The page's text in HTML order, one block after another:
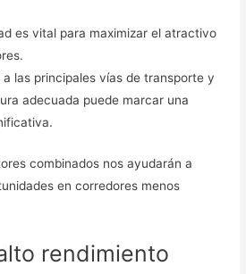
es vital para maximizar el atractivo
a las principales vías de transporte y
adecuada puede marcar una
combinados nos ayudarán a
en corredores menos
rendimiento